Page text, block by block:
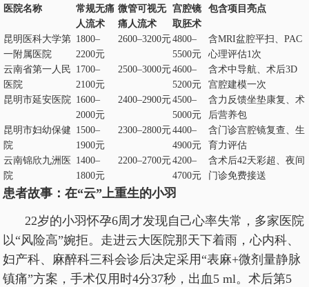
医院名称
常规无痛
人流术
微管可视无
痛人流术
宫腔镜
取胚术
包含项目亮点
昆明医科大学第
一附属医院
1800–
2200元
2600–3200元4800–
5500元
含MRI盆腔平扫、PAC
心理评估1次
云南省第一人民
医院
1700–
2100元
2500–3000元4600–
5200元
含术中导航、术后3D
宫腔建模一次
昆明市延安医院 1600–
2000元
2400–2900元4500–
5000元
含力反馈坐垫康复、术
后营养包
昆明市妇幼保健
院
1500–
1900元
2300–2800元4400–
4900元
含门诊宫腔镜复查、生
育力评估
云南锦欣九洲医
院
1400–
1800元
2200–2700元4200–
4700元
含术后42天彩超、夜间
门诊免费接送
患者故事：在“云”上重生的小羽
22岁的小羽怀孕6周才发现自己心率失常，多家医院
以“风险高”婉拒。走进云大医院那天下着雨，心内科、
妇产科、麻醉科三科会诊后决定采用“表麻+微剂量静脉
镇痛”方案，手术仅用时4分37秒，出血5 ml。术后第5